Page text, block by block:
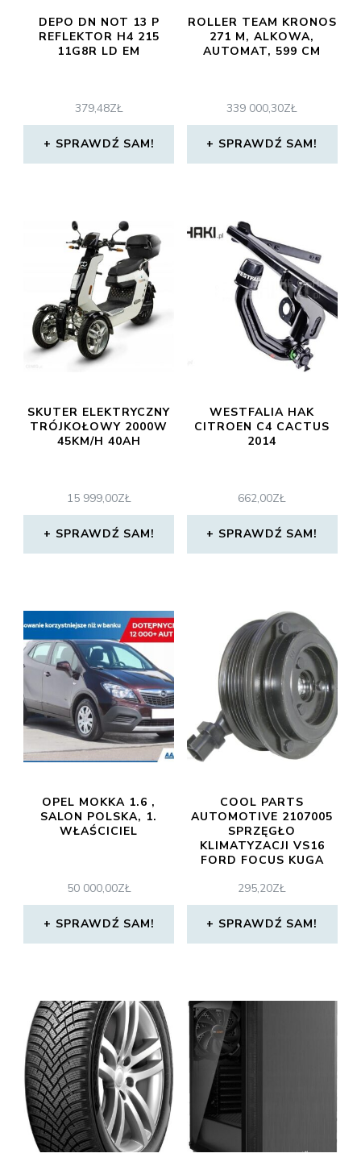
DEPO DN NOT 13 P
REFLEKTOR H4 215
11G8R LD EM
379,48ZŁ
SPRAWDŹ SAM!
ROLLER TEAM KRONOS
271 M, ALKOWA,
AUTOMAT, 599 CM
339 000,30ZŁ
SPRAWDŹ SAM!
SKUTER ELEKTRYCZNY
TRÓJKOŁOWY 2000W
45KM/H 40AH
15 999,00ZŁ
SPRAWDŹ SAM!
WESTFALIA HAK
CITROEN C4 CACTUS
2014
662,00ZŁ
SPRAWDŹ SAM!
OPEL MOKKA 1.6 ,
SALON POLSKA, 1.
WŁAŚCICIEL
50 000,00ZŁ
SPRAWDŹ SAM!
COOL PARTS
AUTOMOTIVE 2107005
SPRZĘGŁO
KLIMATYZACJI VS16
FORD FOCUS KUGA
295,20ZŁ
SPRAWDŹ SAM!